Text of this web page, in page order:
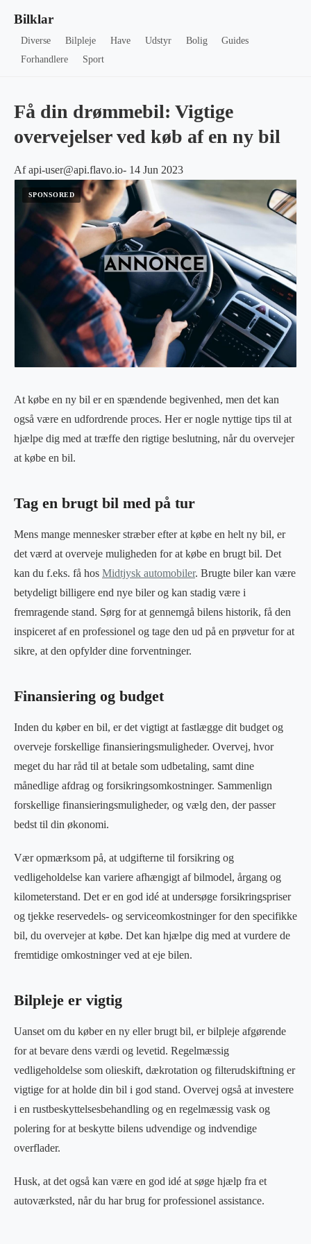
Bilklar
Diverse Bilpleje Have Udstyr Bolig
Guides
Forhandlere
Sport
Få din drømmebil: Vigtige
overvejelser ved køb af en ny bil
Af api-user@api.flavo.io- 14 Jun 2023
At købe en ny bil er en spændende begivenhed, men det kan
også være en udfordrende proces. Her er nogle nyttige tips til at
hjælpe dig med at træffe den rigtige beslutning, når du overvejer
at købe en bil.
Tag en brugt bil med på tur
Mens mange mennesker stræber efter at købe en helt ny bil, er
det værd at overveje muligheden for at købe en brugt bil. Det
kan du f.eks. få hos Midtjysk automobiler. Brugte biler kan være
betydeligt billigere end nye biler og kan stadig være i
fremragende stand. Sørg for at gennemgå bilens historik, få den
inspiceret af en professionel og tage den ud på en prøvetur for at
sikre, at den opfylder dine forventninger.
Finansiering og budget
Inden du køber en bil, er det vigtigt at fastlægge dit budget og
overveje forskellige finansieringsmuligheder. Overvej, hvor
meget du har råd til at betale som udbetaling, samt dine
månedlige afdrag og forsikringsomkostninger. Sammenlign
forskellige finansieringsmuligheder, og vælg den, der passer
bedst til din økonomi.
Vær opmærksom på, at udgifterne til forsikring og
vedligeholdelse kan variere afhængigt af bilmodel, årgang og
kilometerstand. Det er en god idé at undersøge forsikringspriser
og tjekke reservedels- og serviceomkostninger for den specifikke
bil, du overvejer at købe. Det kan hjælpe dig med at vurdere de
fremtidige omkostninger ved at eje bilen.
Bilpleje er vigtig
Uanset om du køber en ny eller brugt bil, er bilpleje afgørende
for at bevare dens værdi og levetid. Regelmæssig
vedligeholdelse som olieskift, dækrotation og filterudskiftning er
vigtige for at holde din bil i god stand. Overvej også at investere
i en rustbeskyttelsesbehandling og en regelmæssig vask og
polering for at beskytte bilens udvendige og indvendige
overflader.
Husk, at det også kan være en god idé at søge hjælp fra et
autoværksted, når du har brug for professionel assistance.